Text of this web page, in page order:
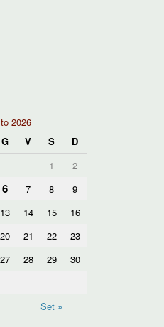
2026
G V S
D
1
2
6 7 8
9
13 14 15
16
20 21 22
23
27 28 29
30
Set »